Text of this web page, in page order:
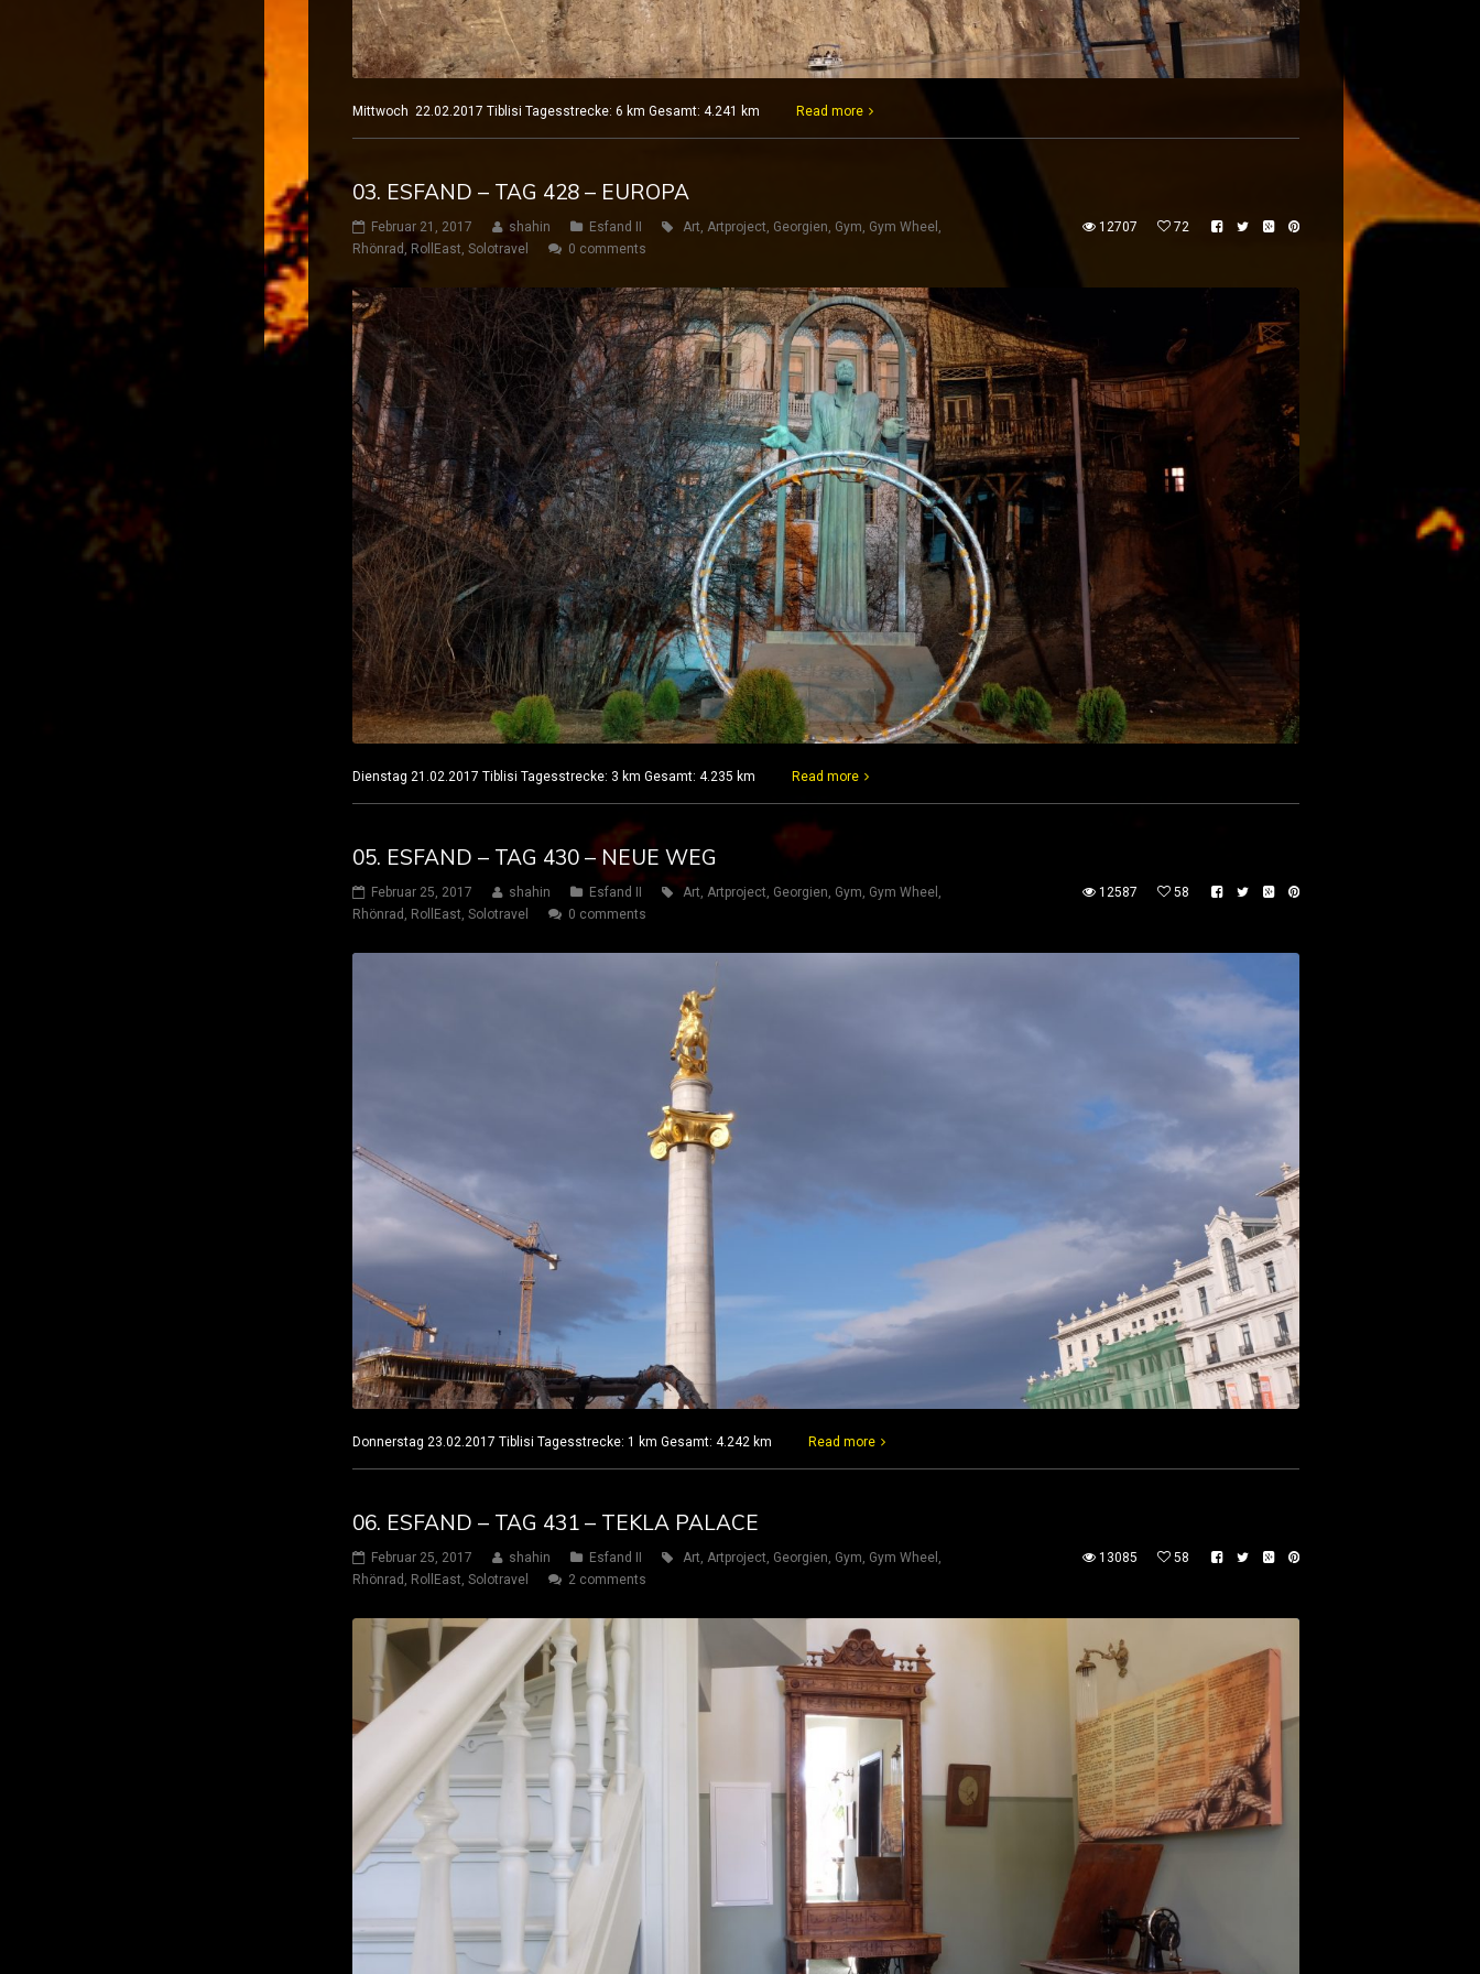
Mittwoch 22.02.2017 Tiblisi Tagesstrecke: 6 km Gesamt: 4.241 km Read more
03. ESFAND – TAG 428 – EUROPA
Februar 21, 2017 shahin Esfand II Art, Artproject, Georgien, Gym, Gym Wheel ,
Rhönrad, RollEast, Solotravel 0 comments
12707 72
Dienstag 21.02.2017 Tiblisi Tagesstrecke: 3 km Gesamt: 4.235 km Read more
05. ESFAND – TAG 430 – NEUE WEG
Februar 25, 2017 shahin Esfand II Art, Artproject, Georgien, Gym, Gym Wheel ,
Rhönrad , RollEast, Solotravel 0 comments
12587 58
Donnerstag 23.02.2017 Tiblisi Tagesstrecke: 1 km Gesamt: 4.242 km Read more
06. ESFAND – TAG 431 – TEKLA PALACE
Februar 25, 2017 shahin Esfand II Art, Artproject, Georgien, Gym, Gym Wheel ,
Rhönrad , RollEast, Solotravel 2 comments
13085 58